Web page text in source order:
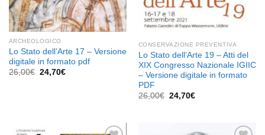
ARCHEOLOGICO
Lo Stato dell’Arte 17 – Versione
digitale in formato pdf
26,00€ Il
24,70€Il
CONSERVAZIONE PREVENTIVA
Lo Stato dell’Arte 19 – Atti del
XIX Congresso Nazionale IGIIC
– Versione digitale in formato
PDF
26,00€ Il
24,70€Il